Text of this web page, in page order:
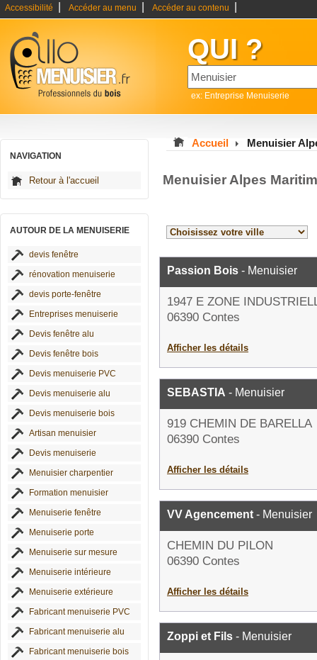
Accessibilité Accéder au menu Accéder au contenu
QUI ?
ex: Entreprise Menuiserie
NAVIGATION
Retour à l'accueil
AUTOUR DE LA MENUISERIE
devis fenêtre
rénovation menuiserie
devis porte-fenêtre
Entreprises menuiserie
Devis fenêtre alu
Devis fenêtre bois
Devis menuiserie PVC
Devis menuiserie alu
Devis menuiserie bois
Artisan menuisier
Devis menuiserie
Menuisier charpentier
Formation menuisier
Menuiserie fenêtre
Menuiserie porte
Menuiserie sur mesure
Menuiserie intérieure
Menuiserie extérieure
Fabricant menuiserie PVC
Fabricant menuiserie alu
Fabricant menuiserie bois
Accueil Menuisier
Menuisier Alpes
Passion Bois - Menuisier
1947 E ZONE
06390 Contes
Afficher les détails
SEBASTIA - Menuisier
919 CHEMIN DE BARELLA
06390 Contes
Afficher les détails
VV Agencement - Menuisier
CHEMIN DU PILON
06390 Contes
Afficher les détails
Zoppi et Fils - Menuisier